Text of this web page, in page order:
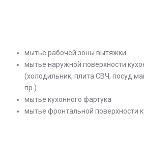
мытье рабочей зоны вытяжки
мытье наружной поверхности
(холодильник, плита СВЧ,
пр.)
мытье кухонного фартука
мытье фронтальной поверхности